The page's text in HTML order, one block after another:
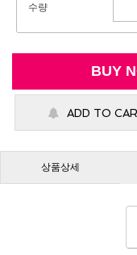
수량
BUY
ADD TO
상품상세